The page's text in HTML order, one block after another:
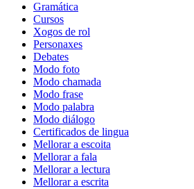
Gramática
Cursos
Xogos de rol
Personaxes
Debates
Modo foto
Modo chamada
Modo frase
Modo palabra
Modo diálogo
Certificados de lingua
Mellorar a escoita
Mellorar a fala
Mellorar a lectura
Mellorar a escrita